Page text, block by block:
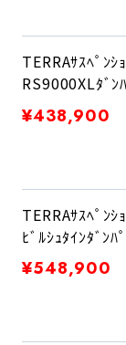
TERRAｻｽﾍﾟﾝ
RS9000XLﾀﾞﾝ
¥438,900
TERRAｻｽﾍﾟﾝ
ﾋﾞﾙｼｭﾀｲﾝﾀﾞﾝﾊ
¥548,900